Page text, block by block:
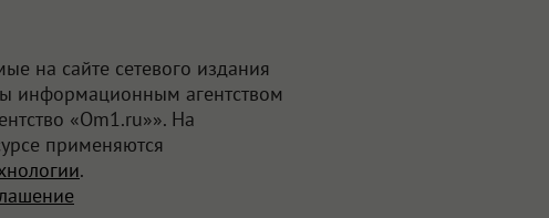
на сайте сетевого издания
информационным агентством
«Om1.ru»». На
применяются
.